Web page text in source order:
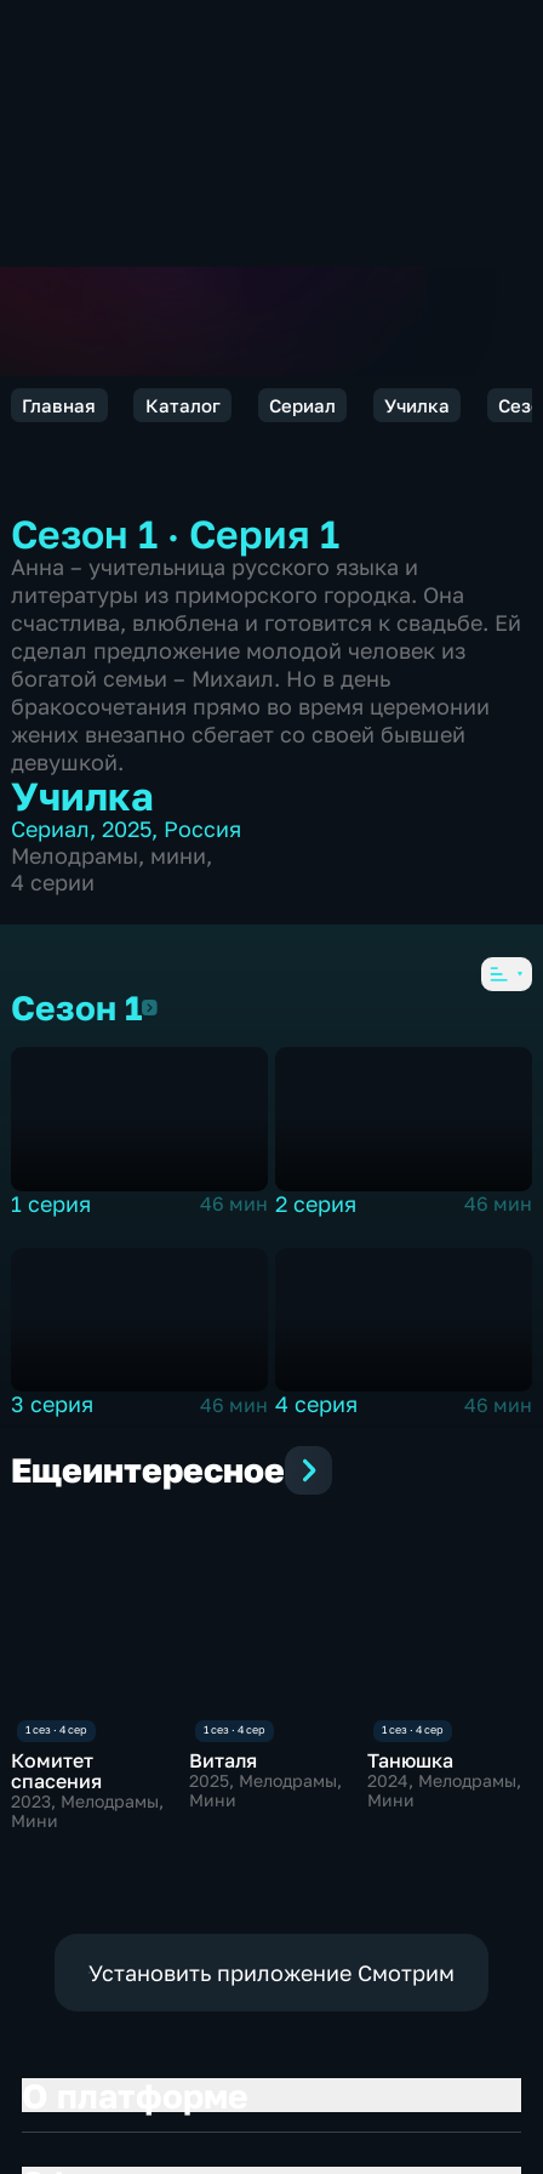
Главная Каталог Сериал Училка
Сезон 1 · Серия 1
Анна – учительница русского языка и
литературы из приморского городка. Она
счастлива, влюблена и готовится к свадьбе. Ей
сделал предложение молодой человек из
богатой семьи – Михаил. Но в день
бракосочетания прямо во время церемонии
жених внезапно сбегает со своей бывшей
девушкой.
Училка
Сериал,2025, Россия
Мелодрамы, мини,
4 серии
Сезон 1Сезон 1
1 серия 46 мин 2 серия 46 мин
3 серия 46 мин 4 серия 46 мин
Ещеинтересное
Комитет
спасения
2023, Мелодрамы,
Мини
Виталя
2025, Мелодрамы,
Мини
Танюшка
2024, Мелодрамы,
Мини
Установить приложение Смотрим